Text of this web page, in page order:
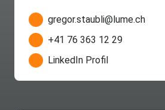
gregor.staubli@lume.ch
+41 76 363 12 29
LinkedIn Profil